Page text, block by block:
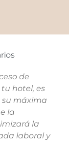
de
hotel, es
máxima
la
la
laboral y